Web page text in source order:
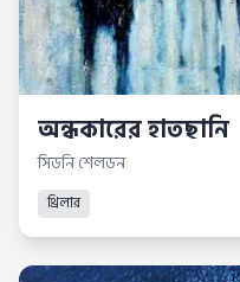
অন্ধকারের হাতছানি
সিডনি শেলডন
থ্রিলার